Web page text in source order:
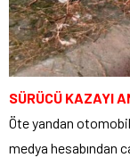
SÜRÜCÜ KAZAYI
Öte yandan otomobil
medya hesabından